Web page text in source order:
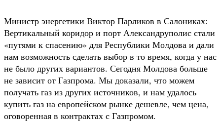
Министр энергетики Виктор Парликов в Салониках:
Вертикальный коридор и порт Александруполис стали
«путями к спасению» для Республики Молдова и дали
нам возможность сделать выбор в то время, когда у нас
не было других вариантов. Сегодня Молдова больше
не зависит от Газпрома. Мы доказали, что можем
получать газ из других источников, и нам удалось
купить газ на европейском рынке дешевле, чем цена,
оговоренная в контрактах с Газпромом.